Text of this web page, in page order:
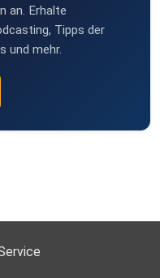
an. Erhalte
Tipps der
und mehr.